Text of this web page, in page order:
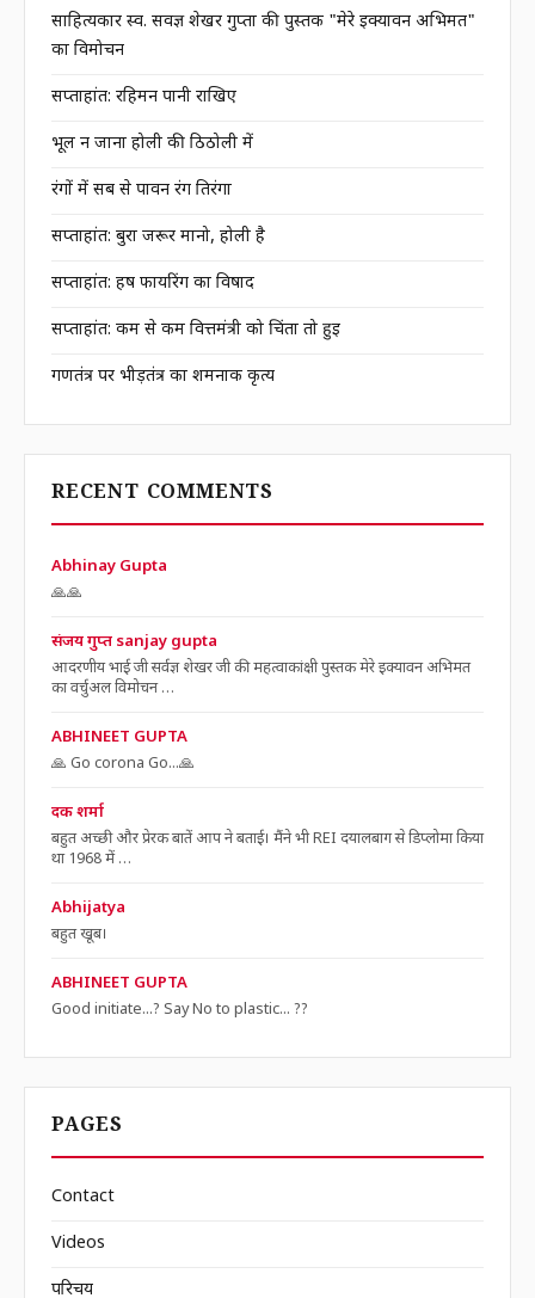
साहित्यकार स्व. सर्वज्ञ शेखर गुप्ता की पुस्तक "मेरे इक्यावन अभिमत"
का विमोचन
सप्ताहांत: रहिमन पानी राखिए
भूल न जाना होली की ठिठोली में
रंगों में सब से पावन रंग तिरंगा
सप्ताहांत: बुरा जरूर मानो, होली है
सप्ताहांत: हर्ष फायरिंग का विषाद
सप्ताहांत: कम से कम वित्तमंत्री को चिंता तो हुई
गणतंत्र पर भीड़तंत्र का शर्मनाक कृत्य
RECENT COMMENTS
Abhinay Gupta
🙏🙏
संजय गुप्त sanjay gupta
आदरणीय भाई जी सर्वज्ञ शेखर जी की महत्वाकांक्षी पुस्तक मेरे इक्यावन अभिमत
का वर्चुअल विमोचन …
ABHINEET GUPTA
🙏 Go corona Go...🙏
दक शर्मा
बहुत अच्छी और प्रेरक बातें आप ने बताई। मैंने भी REI दयालबाग से डिप्लोमा किया
था 1968 में …
Abhijatya
बहुत खूब।
ABHINEET GUPTA
Good initiate...? Say No to plastic... ??
PAGES
Contact
Videos
परिचय